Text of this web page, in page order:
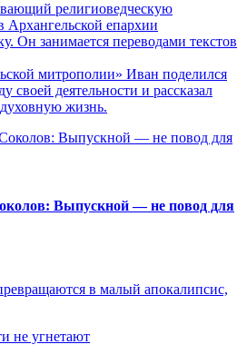
религиоведческую
Архангельской епархии
Он занимается переводами текстов
митрополии» Иван поделился
своей деятельности и рассказал
духовную жизнь.
Выпускной — не повод для
в малый апокалипсис,